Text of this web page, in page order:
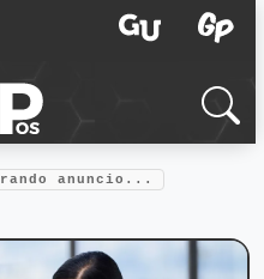
anuncio...